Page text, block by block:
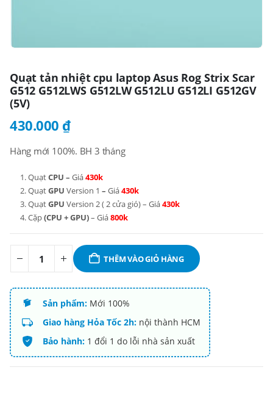
Quạt tản nhiệt cpu laptop Asus Rog Strix Scar
G512 G512LWS G512LW G512LU G512LI G512GV
(5V)
430.000 ₫
Hàng mới 100%. BH 3 tháng
QuạtCPU – Giá430k
QuạtGPU Version 1 – Giá430k
QuạtGPU Version 2 ( 2 cửa gió) – Giá430k
Cặp(CPU + GPU)– Giá800k
THÊM VÀO GIỎ HÀNG
Sản phẩm:Mới 100%
Giao hàng Hỏa Tốc 2h:nội thành HCM
Bảo hành:1 đổi 1 do lỗi nhà sản xuất